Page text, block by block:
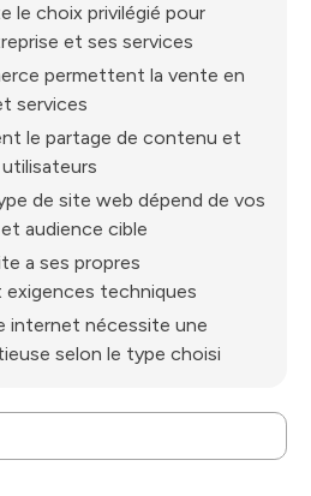
le choix privilégié pour
et ses services
permettent la vente en
services
le partage de contenu et
de site web dépend de vos
audience cible
a ses propres
techniques
internet nécessite une
selon le type choisi